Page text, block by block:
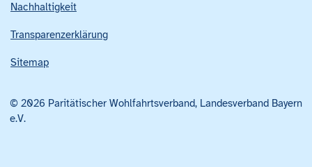
Nachhaltigkeit
Transparenzerklärung
Sitemap
© 2026 Paritätischer Wohlfahrtsverband, Landesverband Bayern
e.V.